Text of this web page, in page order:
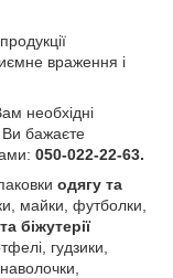
враження і
необхідні
Ви бажаєте
050-022-22-63.
одягу та
майки, футболки,
біжутерії
гудзики,